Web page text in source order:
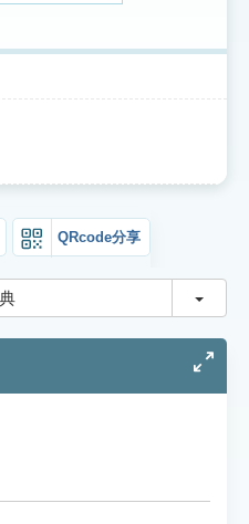
QRcode分享
切換